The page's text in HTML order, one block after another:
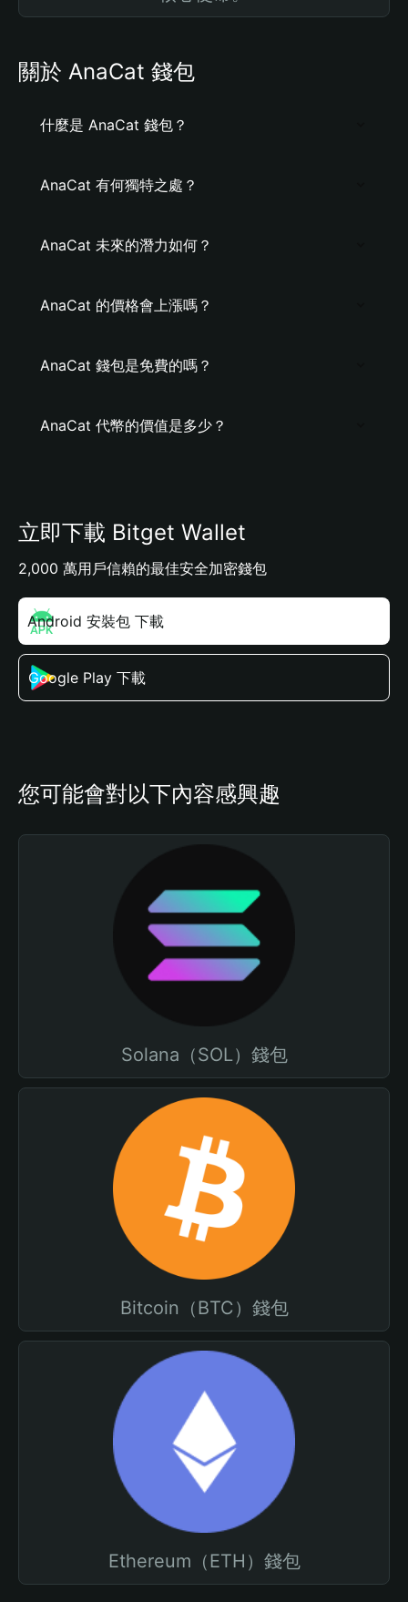
關於 AnaCat 錢包
什麼是 AnaCat 錢包？
AnaCat 有何獨特之處？
AnaCat 未來的潛力如何？
AnaCat 的價格會上漲嗎？
AnaCat 錢包是免費的嗎？
AnaCat 代幣的價值是多少？
立即下載 Bitget Wallet
2,000 萬用戶信賴的最佳安全加密錢包
Android 安裝包 下載
Google Play 下載
您可能會對以下內容感興趣
Solana（SOL）錢包
Bitcoin（BTC）錢包
Ethereum（ETH）錢包